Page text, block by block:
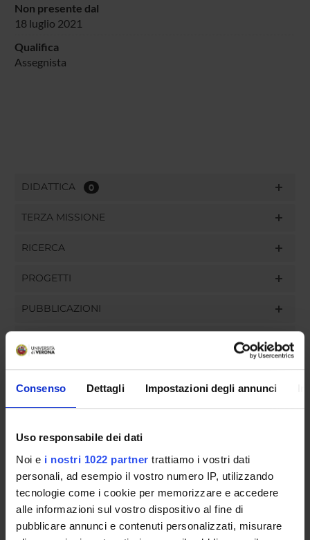
Consenso Dettagli Impostazioni degli annunci
Uso responsabile dei dati
Noi e i nostri 1022 partner trattiamo i vostri dati
personali, ad esempio il vostro numero IP, utilizzando
tecnologie come i cookie per memorizzare e accedere
alle informazioni sul vostro dispositivo al fine di
pubblicare annunci e contenuti personalizzati, misurare
Non presente dal
18 luglio 2021
Qualifica
Assegnista
DIDATTICA 0
TERZA MISSIONE
RICERCA
PROGETTI
PUBBLICAZIONI
GOVERNANCE
COMMISSIONI
UFFICI E STRUTTURE DI SERVIZIO
SERVIZI DI SEGRETERIA STUDENTI